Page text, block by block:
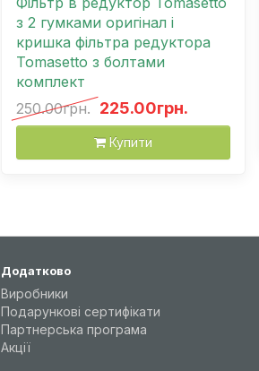
з 2 гумками оригінал і
кришка фільтра редуктора
Tomasetto з болтами
комплект
250.00грн. 225.00грн.
Купити
Додатково
Виробники
Подарункові сертифікати
Партнерська програма
Акції